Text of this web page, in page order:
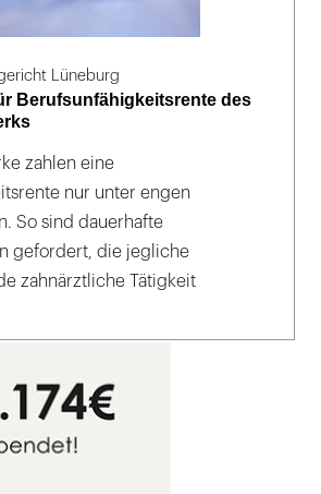
Lüneburg
Berufsunfähigkeitsrente des
zahlen eine
nur unter engen
So sind dauerhafte
gefordert, die jegliche
zahnärztliche Tätigkeit